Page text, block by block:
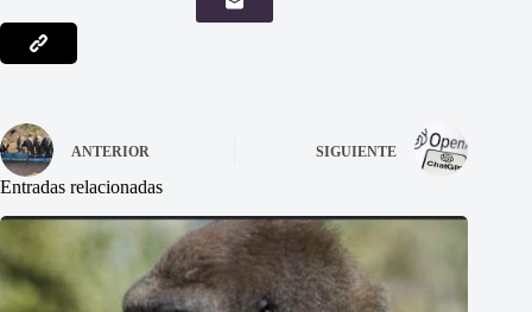
ANTERIOR SIGUIENTE
Entradas relacionadas